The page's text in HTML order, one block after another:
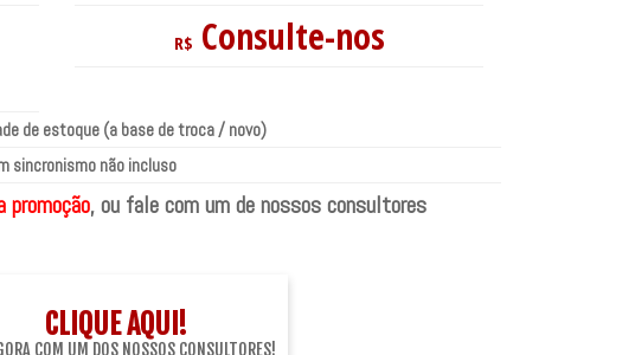
R$ Consulte-nos
de estoque (a base de troca / novo)
sincronismo não incluso
promoção, ou fale com um de nossos consultores
CLIQUE AQUI!
COM UM DOS NOSSOS CONSULTORES!